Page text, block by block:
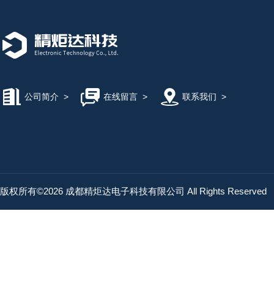
公司简介 > 在线留言> 联系我们 >
版权所有©2026 成都精炬达电子科技有限公司 All Rights Reserved